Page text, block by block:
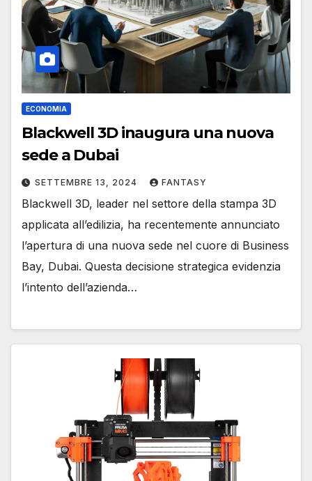
ECONOMIA
Blackwell 3D inaugura una nuova
sede a Dubai
SETTEMBRE 13, 2024 FANTASY
Blackwell 3D, leader nel settore della stampa 3D
applicata all’edilizia, ha recentemente annunciato
l’apertura di una nuova sede nel cuore di Business
Bay, Dubai. Questa decisione strategica evidenzia
l’intento dell’azienda…